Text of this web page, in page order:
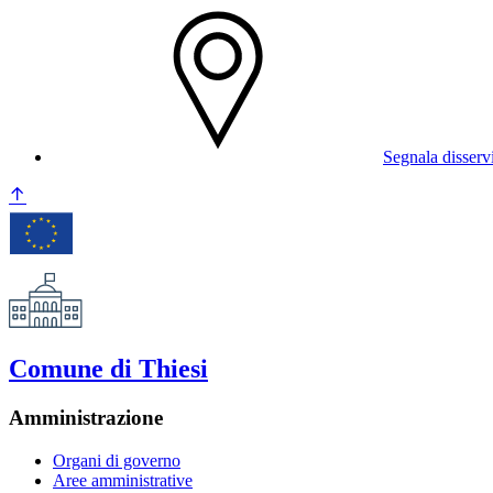
Segnala
Comune di Thiesi
Amministrazione
Organi di governo
Aree amministrative